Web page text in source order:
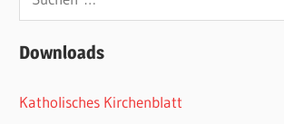
nach:
Downloads
Katholisches Kirchenblatt